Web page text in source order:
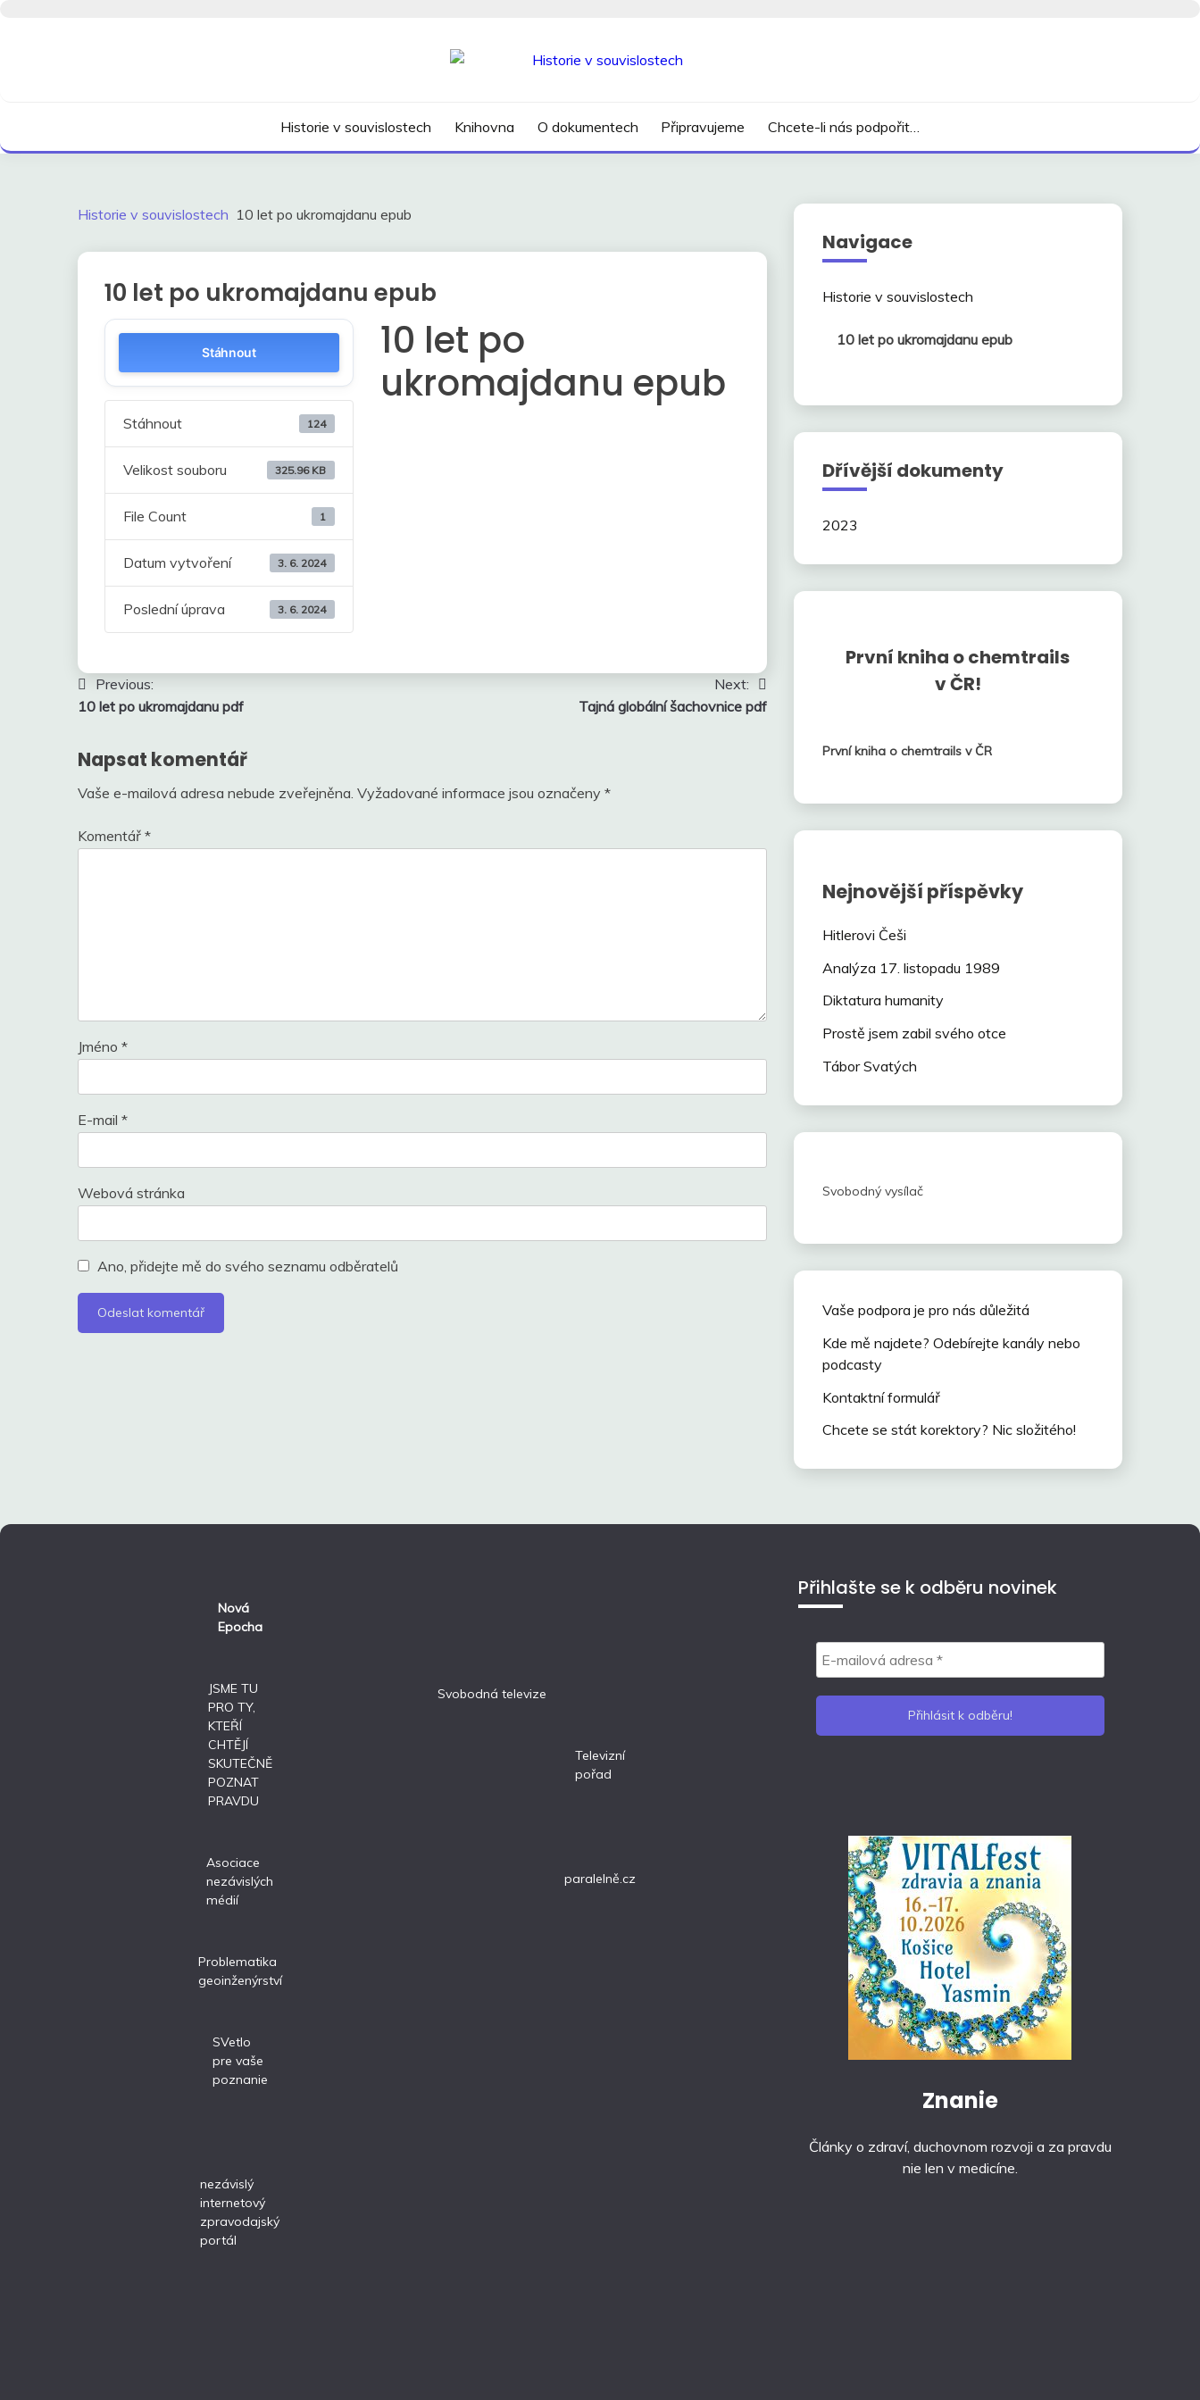
Historie v souvislostech Knihovna O dokumentech Připravujeme Chcete-li nás podpořit…
Historie v souvislostech 10 let po ukromajdanu epub
10 let po ukromajdanu epub
Stáhnout
Stáhnout 124
Velikost souboru 325.96 KB
File Count 1
Datum vytvoření 3. 6. 2024
Poslední úprava 3. 6. 2024
10 let po
ukromajdanu epub
Navigace
pro
Previous:
10 let po ukromajdanu pdf
Next:
Tajná globální šachovnice pdf
Napsat komentář
Vaše e-mailová adresa nebude zveřejněna. Vyžadované informace jsou označeny *
Komentář *
Jméno *
E-mail *
Webová stránka
Ano, přidejte mě do svého seznamu odběratelů
Navigace
Historie v souvislostech
10 let po ukromajdanu epub
Dřívější dokumenty
2023
První kniha o chemtrails
v ČR!
První kniha o chemtrails v ČR
Nejnovější příspěvky
Hitlerovi Češi
Analýza 17. listopadu 1989
Diktatura humanity
Prostě jsem zabil svého otce
Tábor Svatých
Svobodný vysílač
Vaše podpora je pro nás důležitá
Kde mě najdete? Odebírejte kanály nebo
podcasty
Kontaktní formulář
Chcete se stát korektory? Nic složitého!
Nová
Epocha
JSME TU
PRO TY,
KTEŘÍ
CHTĚJÍ
SKUTEČNĚ
POZNAT
PRAVDU
Asociace
nezávislých
médií
Problematika
geoinženýrství
SVetlo
pre vaše
poznanie
nezávislý
internetový
zpravodajský
portál
Svobodná televize
Televizní
pořad
paralelně.cz
Přihlašte se k odběru novinek
Znanie
Články o zdraví, duchovnom rozvoji a za pravdu
nie len v medicíne.